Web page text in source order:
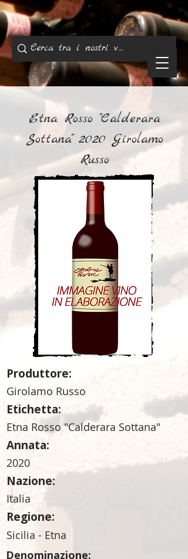
Etna Rosso "Calderara
Sottana" 2020 Girolamo
Russo
Produttore:
Girolamo Russo
Etichetta:
Etna Rosso "Calderara Sottana"
Annata:
2020
Nazione:
Italia
Regione:
Sicilia - Etna
Denominazione: